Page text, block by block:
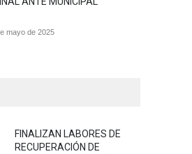
mayo de 2025
FINALIZAN LABORES DE
RECUPERACIÓN DE